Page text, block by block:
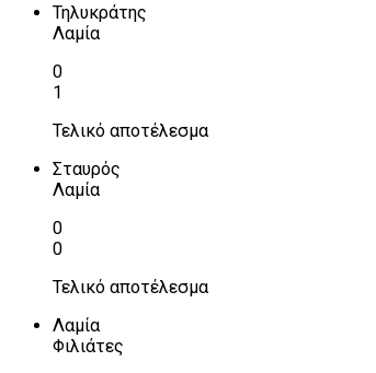
Τηλυκράτης
Λαμία
0
1
Τελικό αποτέλεσμα
Σταυρός
Λαμία
0
0
Τελικό αποτέλεσμα
Λαμία
Φιλιάτες